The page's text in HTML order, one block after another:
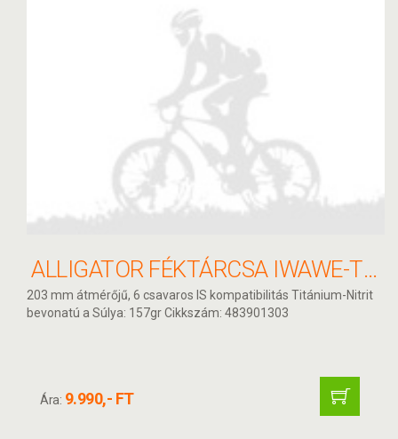
ALLIGATOR FÉKTÁRCSA IWAWE-TI 203 MM HKR16TI
203 mm átmérőjű, 6 csavaros IS kompatibilitás Titánium-Nitrit
bevonatú a Súlya: 157gr Cikkszám: 483901303
Ára: 9.990,- FT